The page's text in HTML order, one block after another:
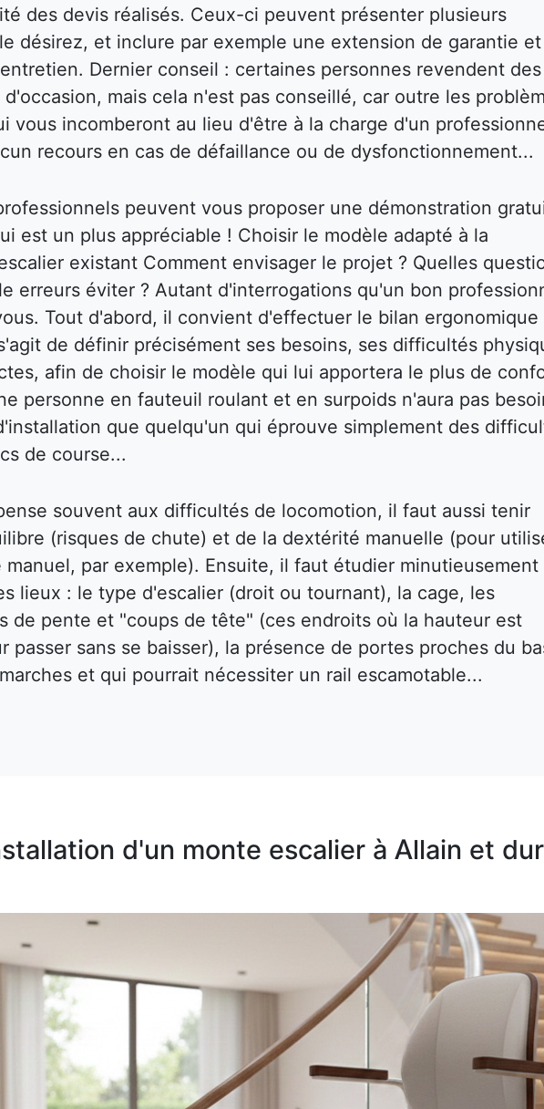
des devis réalisés. Ceux-ci peuvent présenter plusieurs
désirez, et inclure par exemple une extension de garantie
Dernier conseil : certaines personnes revendent des
mais cela n'est pas conseillé, car outre les
vous incomberont au lieu d'être à la charge d'un
recours en cas de défaillance ou de dysfonctionnement...
peuvent vous proposer une démonstration
est un plus appréciable ! Choisir le modèle adapté à la
existant Comment envisager le projet ? Quelles
erreurs éviter ? Autant d'interrogations qu'un bon
Tout d'abord, il convient d'effectuer le bilan ergonomique
de définir précisément ses besoins, ses difficultés
afin de choisir le modèle qui lui apportera le plus de
personne en fauteuil roulant et en surpoids n'aura pas
que quelqu'un qui éprouve simplement des
de course...
souvent aux difficultés de locomotion, il faut aussi tenir
(risques de chute) et de la dextérité manuelle (pour
manuel, par exemple). Ensuite, il faut étudier minutieusement
lieux : le type d'escalier (droit ou tournant), la cage, les
de pente et "coups de tête" (ces endroits où la hauteur est
passer sans se baisser), la présence de portes proches du
et qui pourrait nécessiter un rail escamotable...
d'un monte escalier à Allain et